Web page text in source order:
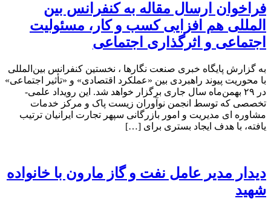
فراخوان ارسال مقاله به کنفرانس بین
المللی هم افزایی کسب و کار، مسئولیت
اجتماعی و اثرگذاری اجتماعی
به گزارش پایگاه خبری صنعت نگارها ، نخستین کنفرانس بین‌المللی
با محوریت پیوند راهبردی بین «عملکرد اقتصادی» و «تأثیر اجتماعی»
در ۲۹ بهمن‌ماه سال جاری برگزار خواهد شد. این رویداد علمی-
تخصصی که توسط انجمن نوآوران زیست پاک و مرکز خدمات
مشاوره ای مدیریت و امور بازرگانی سپهر تجارت ایرانیان ترتیب
یافته، با هدف ایجاد بستری برای […]
دیدار مدیر عامل نفت و گاز مارون با خانواده
شهید